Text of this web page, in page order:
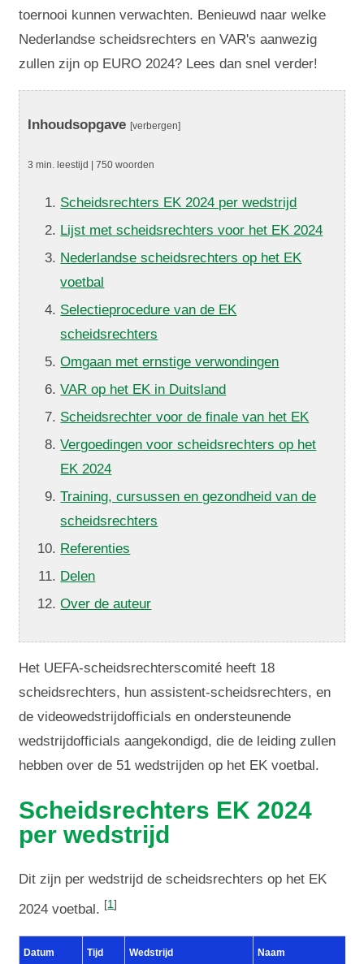
toernooi kunnen verwachten. Benieuwd naar welke
Nederlandse scheidsrechters en VAR's aanwezig
zullen zijn op EURO 2024? Lees dan snel verder!
Inhoudsopgave [verbergen]
3 min. leestijd | 750 woorden
Scheidsrechters EK 2024 per wedstrijd
Lijst met scheidsrechters voor het EK 2024
Nederlandse scheidsrechters op het EK
voetbal
Selectieprocedure van de EK
scheidsrechters
Omgaan met ernstige verwondingen
VAR op het EK in Duitsland
Scheidsrechter voor de finale van het EK
Vergoedingen voor scheidsrechters op het
EK 2024
Training, cursussen en gezondheid van de
scheidsrechters
Referenties
Delen
Over de auteur
Het UEFA-scheidsrechterscomité heeft 18
scheidsrechters, hun assistent-scheidsrechters, en
de videowedstrijdofficials en ondersteunende
wedstrijdofficials aangekondigd, die de leiding zullen
hebben over de 51 wedstrijden op het EK voetbal.
Scheidsrechters EK 2024
per wedstrijd
Dit zijn per wedstrijd de scheidsrechters op het EK
2024 voetbal. [1]
Datum Tijd Wedstrijd Naam